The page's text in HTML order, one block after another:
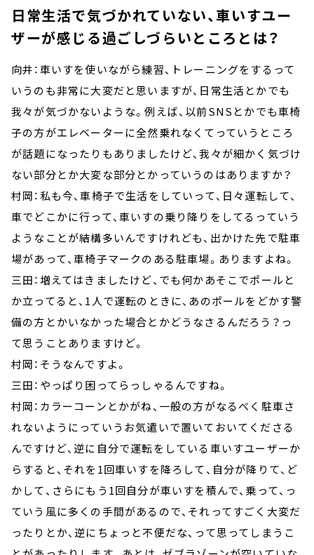
日常生活で気づかれていない、車いすユー
ザーが感じる過ごしづらいところとは？
向井：車いすを使いながら練習、トレーニングをするって
いうのも非常に大変だと思いますが、日常生活とかでも
我々が気づかないような。例えば、以前SNSとかでも車椅
子の方がエレベーターに全然乗れなくてっていうところ
が話題になったりもありましたけど、我々が細かく気づけ
ない部分とか大変な部分とかっていうのはありますか？
村岡：私も今、車椅子で生活をしていって、日々運転して、
車でどこかに行って、車いすの乗り降りをしてるっていう
ようなことが結構多いんですけれども、出かけた先で駐車
場があって、車椅子マークのある駐車場。ありますよね。
三田：増えてはきましたけど、でも何かあそこでポールと
か立ってると、1人で運転のときに、あのポールをどかす警
備の方とかいなかった場合とかどうなさるんだろう？っ
て思うことありますけど。
村岡：そうなんですよ。
三田：やっぱり困ってらっしゃるんですね。
村岡：カラーコーンとかがね、一般の方がなるべく駐車さ
れないようにっていうお気遣いで置いておいてくださる
んですけど、逆に自分で運転をしている車いすユーザーか
らすると、それを1回車いすを降ろして、自分が降りて、ど
かして、さらにもう1回自分が車いすを積んで、乗って、っ
ていう風に多くの手間があるので、それってすごく大変だ
ったりとか、逆にちょっと不便だな、って思ってしまうこ